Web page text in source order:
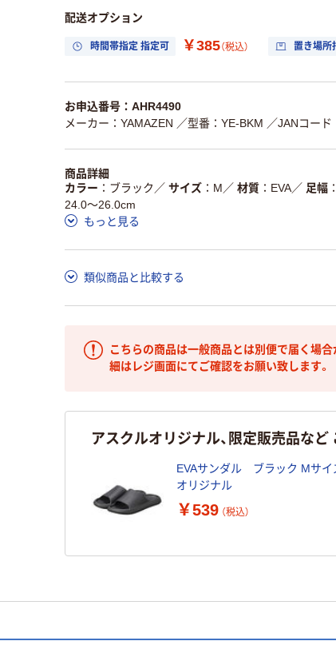
配送オプション
時間帯指定 指定可 ￥385（税込） 置き場所
お申込番号：AHR4490
メーカー：YAMAZEN ／型番：YE-BKM ／JANコー
商品詳細
カラー
ブラック ／ サイズ M ／ 材質 EVA／ 足幅
24.0～26.0cm
もっと見る
類似商品と比較する
こちらの商品は一般商品とは別便で届く場
細はレジ画面にてご確認をお願い致します。
アスクルオリジナル、限定販売品な
EVAサンダル ブラック Mサイ
オリジナル
￥539 （税込）